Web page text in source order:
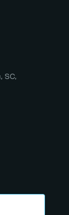
SC,